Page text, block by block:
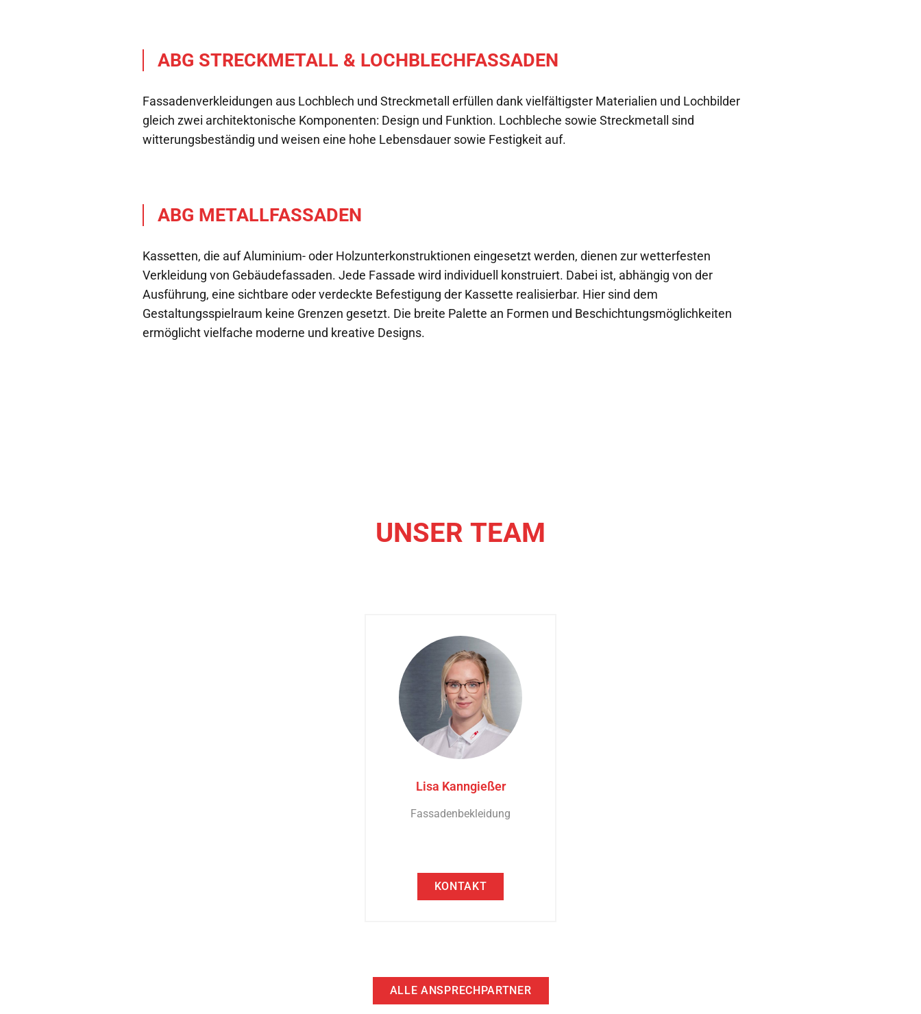
ABG STRECKMETALL & LOCHBLECHFASSADEN
Fassadenverkleidungen aus Lochblech und Streckmetall erfüllen dank vielfältigster Materialien und Lochbilder
gleich zwei architektonische Komponenten: Design und Funktion. Lochbleche sowie Streckmetall sind
witterungsbeständig und weisen eine hohe Lebensdauer sowie Festigkeit auf.
ABG METALLFASSADEN
Kassetten, die auf Aluminium- oder Holzunterkonstruktionen eingesetzt werden, dienen zur wetterfesten
Verkleidung von Gebäudefassaden. Jede Fassade wird individuell konstruiert. Dabei ist, abhängig von der
Ausführung, eine sichtbare oder verdeckte Befestigung der Kassette realisierbar. Hier sind dem
Gestaltungsspielraum keine Grenzen gesetzt. Die breite Palette an Formen und Beschichtungsmöglichkeiten
ermöglicht vielfache moderne und kreative Designs.
UNSER TEAM
Lisa Kanngießer
Fassadenbekleidung
KONTAKT
ALLE ANSPRECHPARTNER